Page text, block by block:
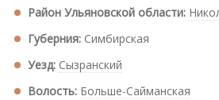
Район Ульяновской области:
Губерния: Симбирская
Уезд: Сызранский
Волость: Больше-Сайманская